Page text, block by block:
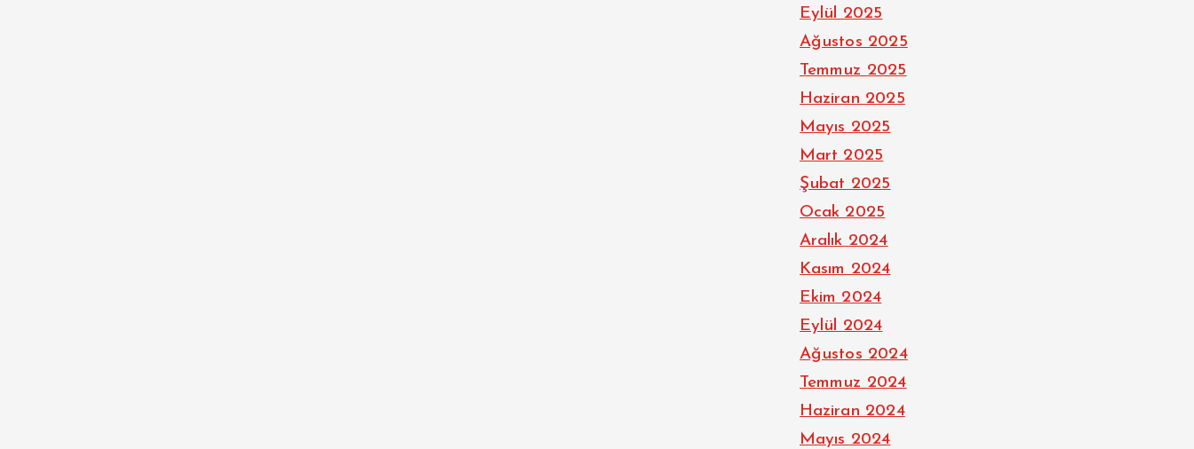
Eylül 2025
Ağustos 2025
Temmuz 2025
Haziran 2025
Mayıs 2025
Mart 2025
Şubat 2025
Ocak 2025
Aralık 2024
Kasım 2024
Ekim 2024
Eylül 2024
Ağustos 2024
Temmuz 2024
Haziran 2024
Mayıs 2024